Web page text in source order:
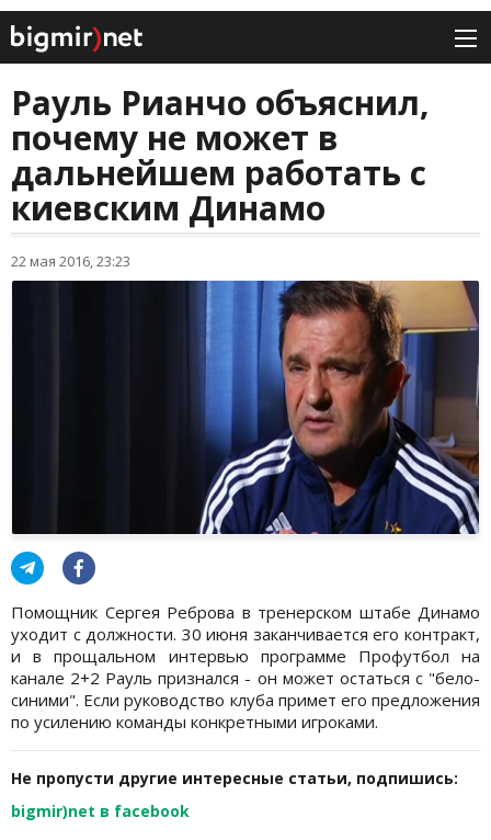
Рауль Рианчо объяснил,
почему не может в
дальнейшем работать с
киевским Динамо
22 мая 2016, 23:23
Помощник Сергея Реброва в тренерском штабе Динамо
уходит с должности. 30 июня заканчивается его контракт,
и в прощальном интервью программе Профутбол на
канале 2+2 Рауль признался - он может остаться с "бело-
синими". Если руководство клуба примет его предложения
по усилению команды конкретными игроками.
Не пропусти другие интересные статьи, подпишись:
bigmir)net в facebook